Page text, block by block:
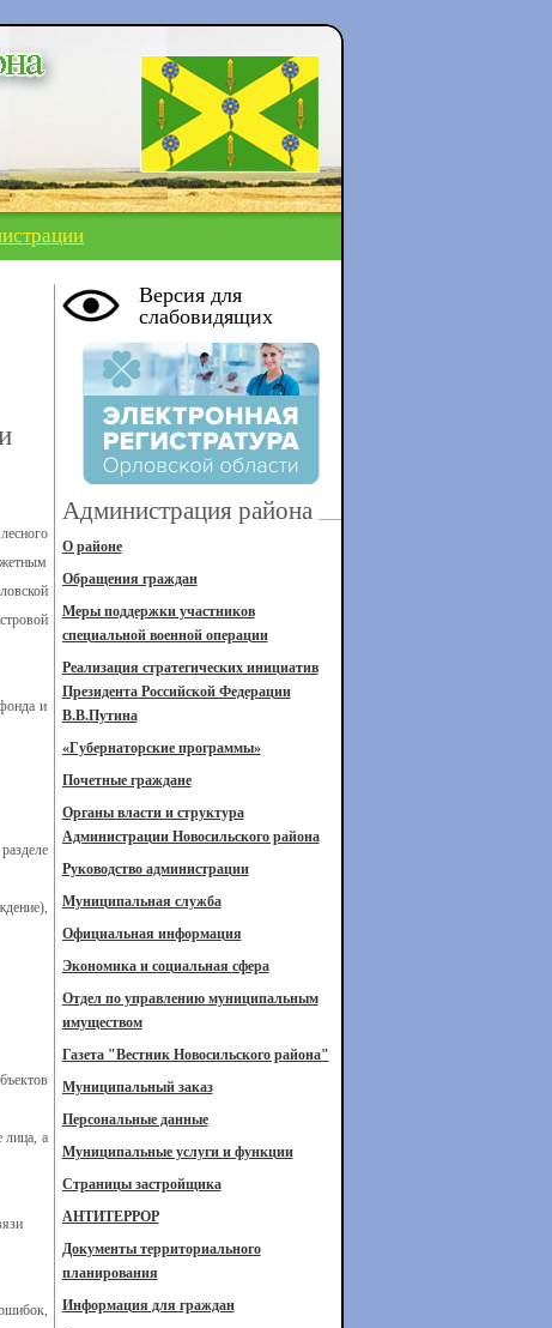
и
лица, а
Версия для
слабовидящих
Администрация района
О районе
Обращения граждан
Меры поддержки участников
специальной военной операции
Реализация стратегических инициатив
Президента Российской Федерации
В.В.Путина
«Губернаторские программы»
Почетные граждане
Органы власти и структура
Администрации Новосильского района
Руководство администрации
Муниципальная служба
Официальная информация
Экономика и социальная сфера
Отдел по управлению муниципальным
имуществом
Газета "Вестник Новосильского района"
Муниципальный заказ
Персональные данные
Муниципальные услуги и функции
Страницы застройщика
АНТИТЕРРОР
Документы территориального
планирования
Информация для граждан